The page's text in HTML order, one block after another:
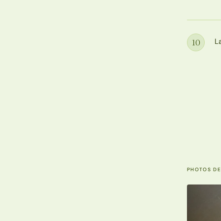
Étape
10
PHOTOS